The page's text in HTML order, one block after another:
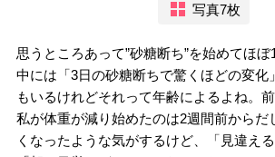
写真7枚
思うところあって”砂糖断ち”を始めてほ
中には「3日の砂糖断ちで驚くほどの変化
もいるけれどそれって年齢によるよね。
私が体重が減り始めたのは2週間前からだ
くなったような気がするけど、「見違え